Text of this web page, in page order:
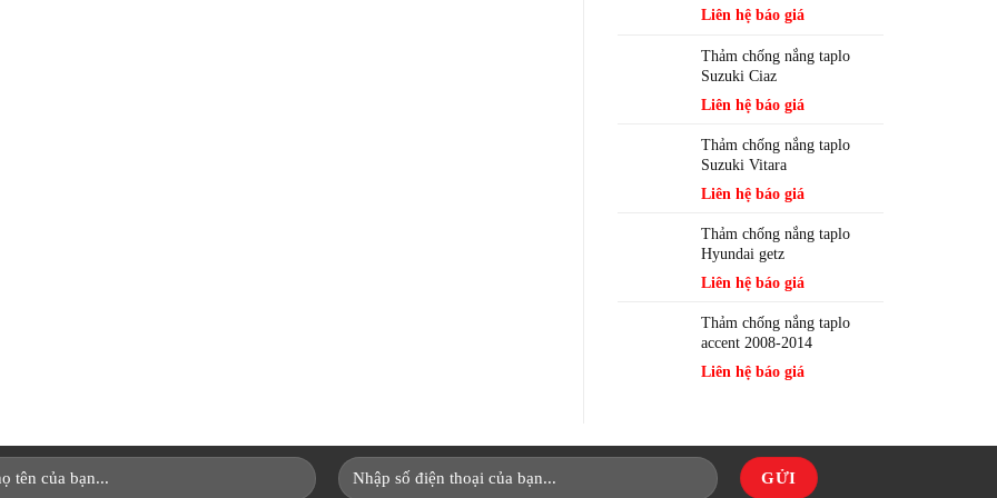
Liên hệ báo giá
Thảm chống nắng taplo
Suzuki Ciaz
Liên hệ báo giá
Thảm chống nắng taplo
Suzuki Vitara
Liên hệ báo giá
Thảm chống nắng taplo
Hyundai getz
Liên hệ báo giá
Thảm chống nắng taplo
accent 2008-2014
Liên hệ báo giá